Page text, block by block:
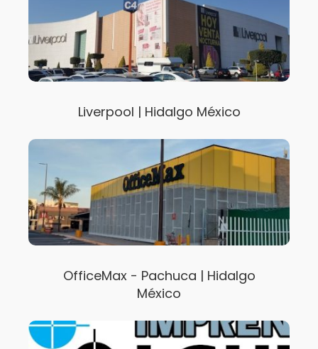
Liverpool | Hidalgo México
OfficeMax - Pachuca | Hidalgo
México